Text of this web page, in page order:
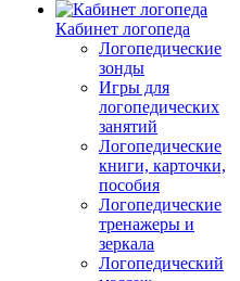
Кабинет логопеда
Логопедические
зонды
Игры для
логопедических
занятий
Логопедические
книги, карточки,
пособия
Логопедические
тренажеры и
зеркала
Логопедический